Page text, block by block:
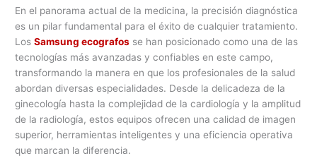
En el panorama actual de la medicina, la precisión diagnóstica
es un pilar fundamental para el éxito de cualquier tratamiento.
LosSamsung ecografos se han posicionado como una de las
tecnologías más avanzadas y confiables en este campo,
transformando la manera en que los profesionales de la salud
abordan diversas especialidades. Desde la delicadeza de la
ginecología hasta la complejidad de la cardiología y la amplitud
de la radiología, estos equipos ofrecen una calidad de imagen
superior, herramientas inteligentes y una eficiencia operativa
que marcan la diferencia.